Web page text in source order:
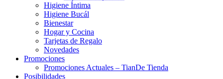
Higiene Íntima
Higiene Bucál
Bienestar
Hogar y Cocina
Tarjetas de Regalo
Novedades
Promociones
Promociones Actuales – TianDe Tienda
Posibilidades